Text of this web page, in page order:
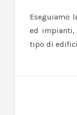
Eseguiamo
ed impianti,
tipo di